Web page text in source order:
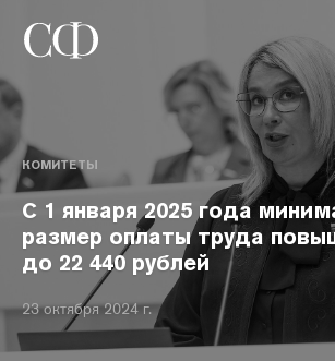
КОМИТЕТЫ
С 1 января 2025 года
размер оплаты труда
до 22 440 рублей
23 октября 2024 г.